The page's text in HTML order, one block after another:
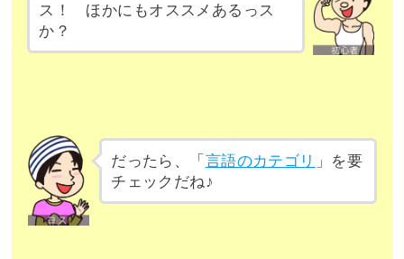
ス！ ほかにもオススメあるっス
か？
だったら、「 言語のカテゴリ 」を要
チェックだね♪